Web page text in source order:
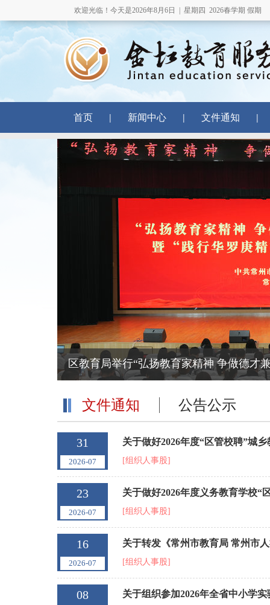
欢迎光临！今天是2026年8月6日 | 星期四 2026春学期 假期
首页 | 新闻中心 | 文件通知 |
区教育局举行“弘扬教育家精神 争做德才
文件通知 公告公示
31
2026-07
关于做好2026年度“区管校聘”城
[组织人事股]
23
2026-07
关于做好2026年度义务教育学校“
[组织人事股]
16
2026-07 [组织人事股]
08 关于组织参加2026年全省中小学